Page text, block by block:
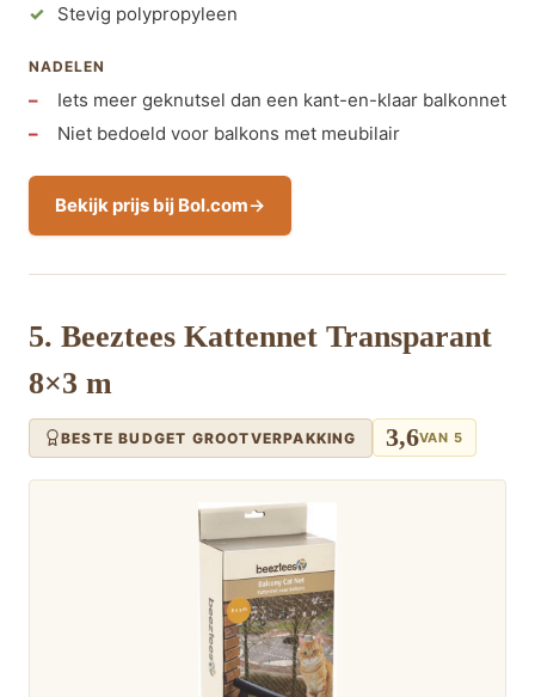
Stevig polypropyleen
NADELEN
Iets meer geknutsel dan een kant-en-klaar balkonnet
Niet bedoeld voor balkons met meubilair
Bekijk prijs bij Bol.com
5. Beeztees Kattennet Transparant
8×3 m
BESTE BUDGET GROOTVERPAKKING 3,6VAN 5